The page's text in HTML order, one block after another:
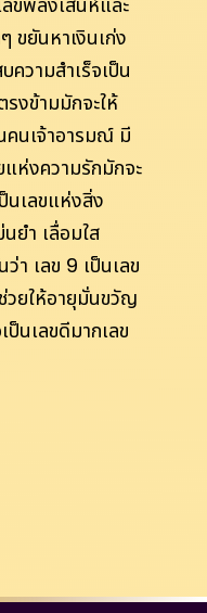
ขยันหาเงินเก่ง
ความสำเร็จเป็น
งข้ามมักจะให้
คนเจ้าอารมณ์ มี
ห่งความรักมักจะ
นเลขแห่งสิ่ง
ำ เลื่อมใส
า เลข 9 เป็นเลข
วยให้อายุมั่นขวัญ
นเลขดีมากเลข